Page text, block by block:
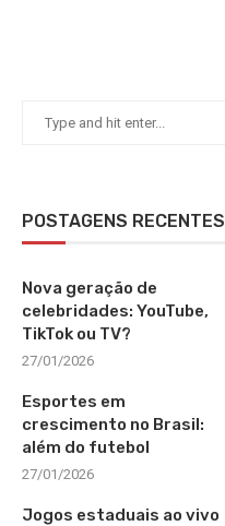
POSTAGENS RECENTES
Nova geração de
celebridades: YouTube,
TikTok ou TV?
27/01/2026
Esportes em
crescimento no Brasil:
além do futebol
27/01/2026
Jogos estaduais ao vivo